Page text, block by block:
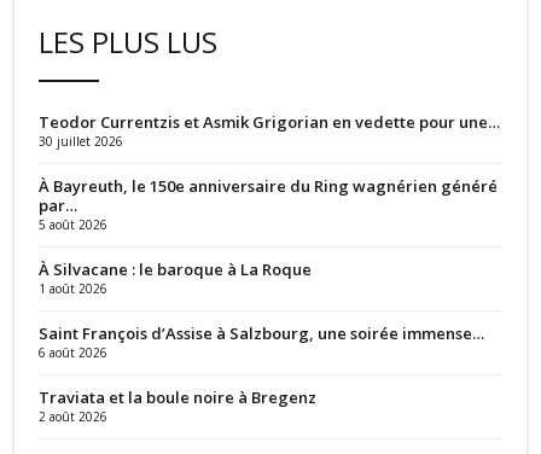
LES PLUS LUS
Teodor Currentzis et Asmik Grigorian en vedette pour une…
30 juillet 2026
À Bayreuth, le 150e anniversaire du Ring wagnérien généré
par…
5 août 2026
À Silvacane : le baroque à La Roque
1 août 2026
Saint François d’Assise à Salzbourg, une soirée immense…
6 août 2026
Traviata et la boule noire à Bregenz
2 août 2026